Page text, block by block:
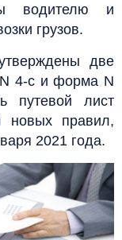
водителю и
грузов.
две
4-с и форма N
путевой лист
новых правил,
2021 года.